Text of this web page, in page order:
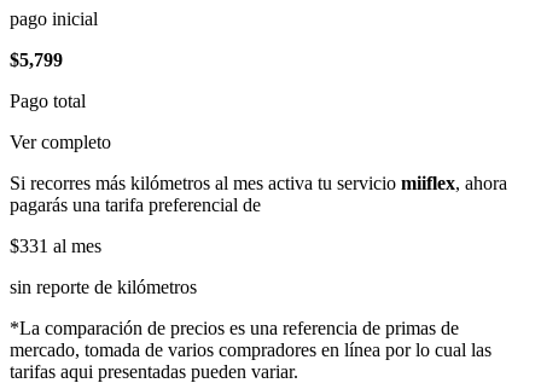
pago inicial
$5,799
Pago total
Ver completo
Si recorres más kilómetros al mes activa tu servicio miiflex, ahora
pagarás una tarifa preferencial de
$331 al mes
sin reporte de kilómetros
*La comparación de precios es una referencia de primas de
mercado, tomada de varios compradores en línea por lo cual las
tarifas aqui presentadas pueden variar.